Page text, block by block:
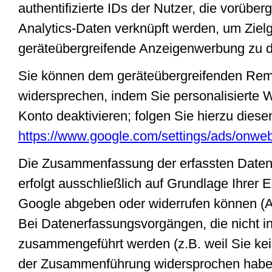
authentifizierte IDs der Nutzer, die
Analytics-Daten verknüpft werden, um
geräteübergreifende Anzeigenwerbung zu
Sie können dem geräteübergreifenden
widersprechen, indem Sie personalisierte
Konto deaktivieren; folgen Sie hierzu
https://www.google.com/settings/ads/
Die Zusammenfassung der erfassten
erfolgt ausschließlich auf Grundlage Ihrer
Google abgeben oder widerrufen können
Bei Datenerfassungsvorgängen, die nicht
zusammengeführt werden (z.B. weil Sie
der Zusammenführung widersprochen